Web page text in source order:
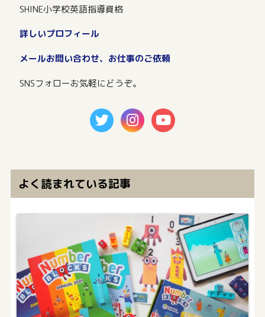
SHINE小学校英語指導資格
詳しいプロフィール
メールお問い合わせ、お仕事のご依頼
SNSフォローお気軽にどうぞ。
よく読まれている記事